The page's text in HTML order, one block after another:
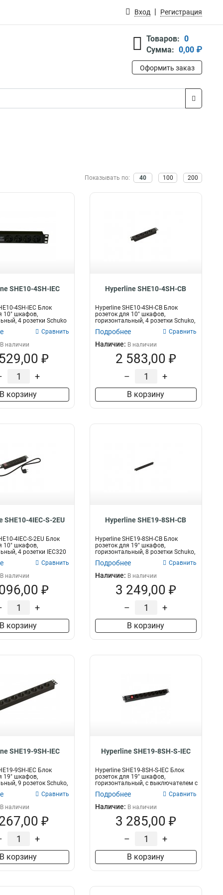
Вход Регистрация
Товаров: 0
Сумма: 0,00 ₽
Оформить заказ
Показывать по: 40 100 200
SHE10-4SH-IEC
4SH-IEC Блок
10" шкафов,
4 розетки Schuko
Сравнить
В наличии
₽
+
В корзину
Hyperline SHE10-4SH-CB
Hyperline SHE10-4SH-CB Блок
розеток для 10" шкафов,
горизонтальный, 4 розетки Schuko,
Подробнее Сравнить
Наличие: В наличии
2 583,00 ₽
– +
В корзину
SHE10-4IEC-S-2EU
4IEC-S-2EU Блок
10" шкафов,
4 розетки IEC320
Сравнить
В наличии
₽
+
В корзину
Hyperline SHE19-8SH-CB
Hyperline SHE19-8SH-CB Блок
розеток для 19" шкафов,
горизонтальный, 8 розетки Schuko,
Подробнее Сравнить
Наличие: В наличии
3 249,00 ₽
– +
В корзину
SHE19-9SH-IEC
9SH-IEC Блок
19" шкафов,
9 розеток Schuko,
Сравнить
В наличии
₽
+
В корзину
Hyperline SHE19-8SH-S-IEC
Hyperline SHE19-8SH-S-IEC Блок
розеток для 19" шкафов,
горизонтальный, с выключателем с
Подробнее Сравнить
Наличие: В наличии
3 285,00 ₽
– +
В корзину